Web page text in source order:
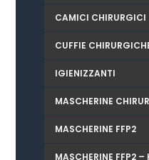
CAMICI CHIRURGICI
CUFFIE
IGIENIZZANTI
MASCHERINE
MASCHERINE FFP2
MASCHERINE FFP2 –